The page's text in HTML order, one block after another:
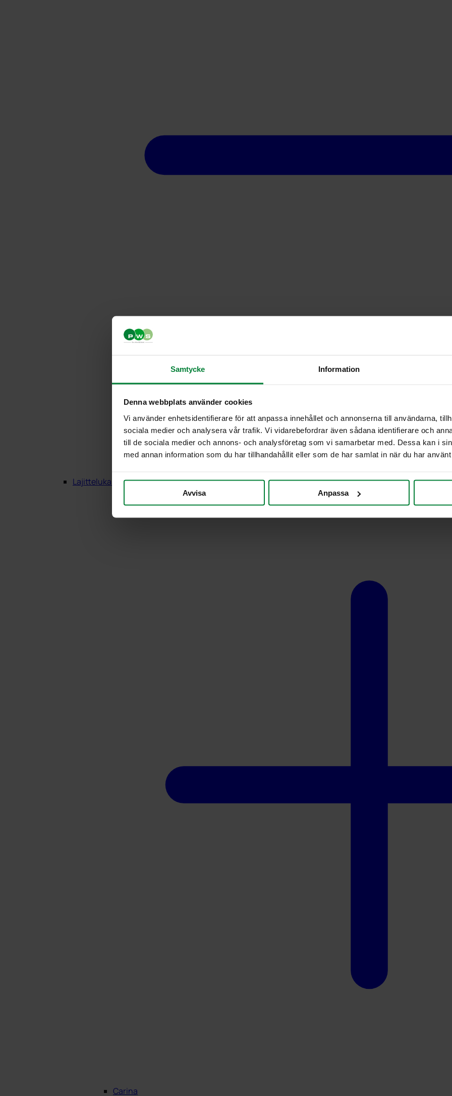
Samtycke Information
Denna webbplats använder cookies
Vi använder enhetsidentifierare för att anpassa innehållet och annonserna till användarna,
sociala medier och analysera vår trafik. Vi vidarebefordrar även sådana identifierare och
till de sociala medier och annons- och analysföretag som vi samarbetar med. Dessa kan i
med annan information som du har tillhandahållit eller som de har samlat in när du har
Avvisa Anpassa
Lajittelukalusteet Puu
Carina